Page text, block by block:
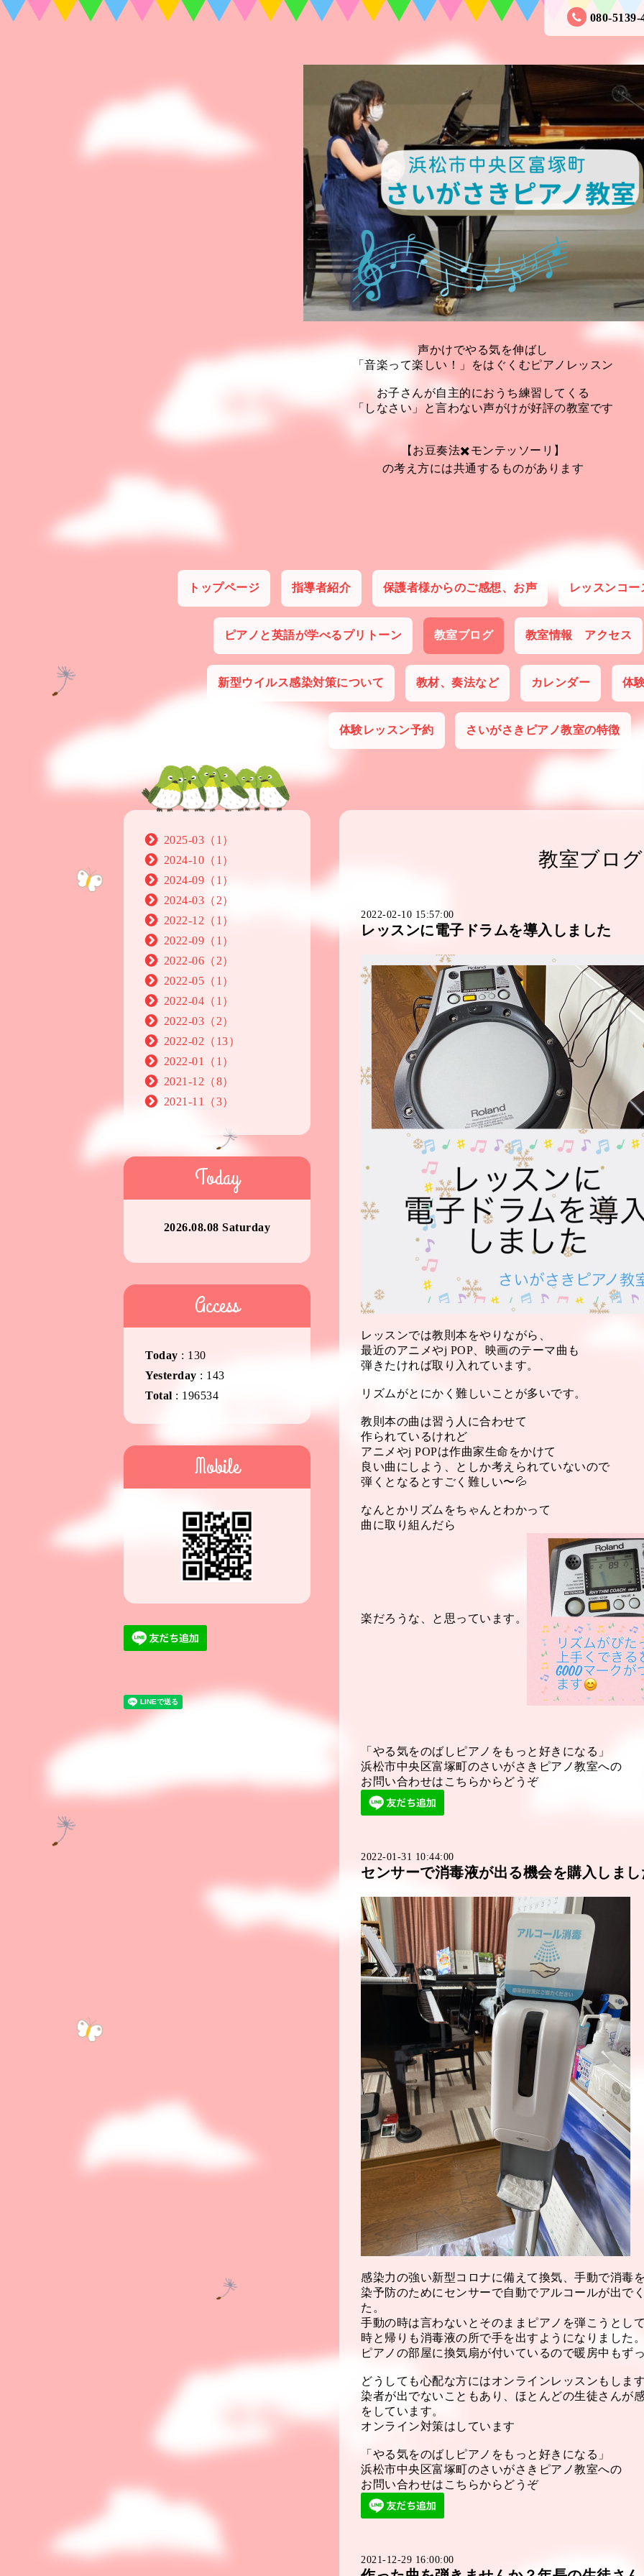
080-5139-
声かけでやる気を伸ばし
「音楽って楽しい！」をはぐくむピアノレッスン
お子さんが自主的におうち練習してくる
「しなさい」と言わない声がけが好評の教室です
【お豆奏法✖️モンテッソーリ】
の考え方には共通するものがあります
トップページ 指導者紹介 保護者様からのご感想、お声 レッスンコ
ピアノと英語が学べるプリトーン 教室ブログ 教室情報 アクセス
新型ウイルス感染対策について 教材、奏法など カレンダー 体
体験レッスン予約 さいがさきピアノ教室の特徴
教室ブログ
2022-02-10 15:57:00
レッスンに電子ドラムを導入しました
レッスンでは教則本をやりながら、
最近のアニメやj POP、映画のテーマ曲も
弾きたければ取り入れています。
リズムがとにかく難しいことが多いです。
教則本の曲は習う人に合わせて
作られているけれど
アニメやj POPは作曲家生命をかけて
良い曲にしよう、としか考えられていないので
弾くとなるとすごく難しい〜💦
なんとかリズムをちゃんとわかって
曲に取り組んだら
楽だろうな、と思っています。
「やる気をのばしピアノをもっと好きになる」
浜松市中央区富塚町のさいがさきピアノ教室への
お問い合わせはこちらからどうぞ
2022-01-31 10:44:00
センサーで消毒液が出る機会を購入しまし
感染力の強い新型コロナに備えて換気、手動で消毒
染予防のためにセンサーで自動でアルコールが出で
た。
手動の時は言わないとそのままピアノを弾こうとし
時と帰りも消毒液の所で手を出すようになりました
ピアノの部屋に換気扇が付いているので暖房中もず
どうしても心配な方にはオンラインレッスンもしま
染者が出でないこともあり、ほとんどの生徒さんが
をしています。
オンライン対策はしています
「やる気をのばしピアノをもっと好きになる」
浜松市中央区富塚町のさいがさきピアノ教室への
お問い合わせはこちらからどうぞ
2021-12-29 16:00:00
2025-03（1）
2024-10（1）
2024-09（1）
2024-03（2）
2022-12（1）
2022-09（1）
2022-06（2）
2022-05（1）
2022-04（1）
2022-03（2）
2022-02（13）
2022-01（1）
2021-12（8）
2021-11（3）
Today
2026.08.08 Saturday
Access
Today : 130
Yesterday : 143
Total : 196534
Mobile